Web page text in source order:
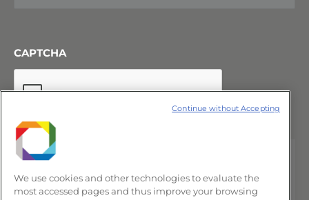
CAPTCHA
We use cookies and other technologies to evaluate the
most accessed pages and thus improve your browsing
Continue without Accepting